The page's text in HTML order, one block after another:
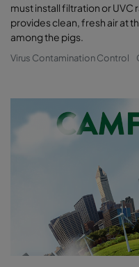
must install filtration or UVC
provides clean, fresh air at
among the pigs.
Virus Contamination Control